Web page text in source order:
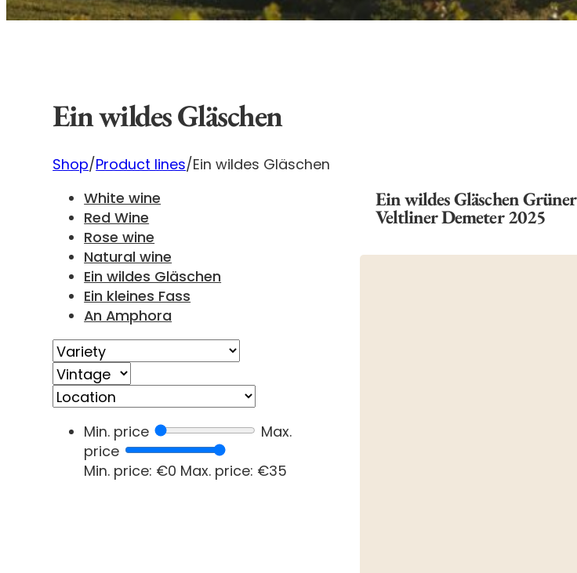
Ein wildes Gläschen
Shop/Product lines/Ein wildes Gläschen
White wine
Red Wine
Rose wine
Natural wine
Ein wildes Gläschen
Ein kleines Fass
An Amphora
Min. price
Max.
price
Min. price: €0 Max. price: €35
Ein wildes Gläschen Grüner
Veltliner Demeter 2025